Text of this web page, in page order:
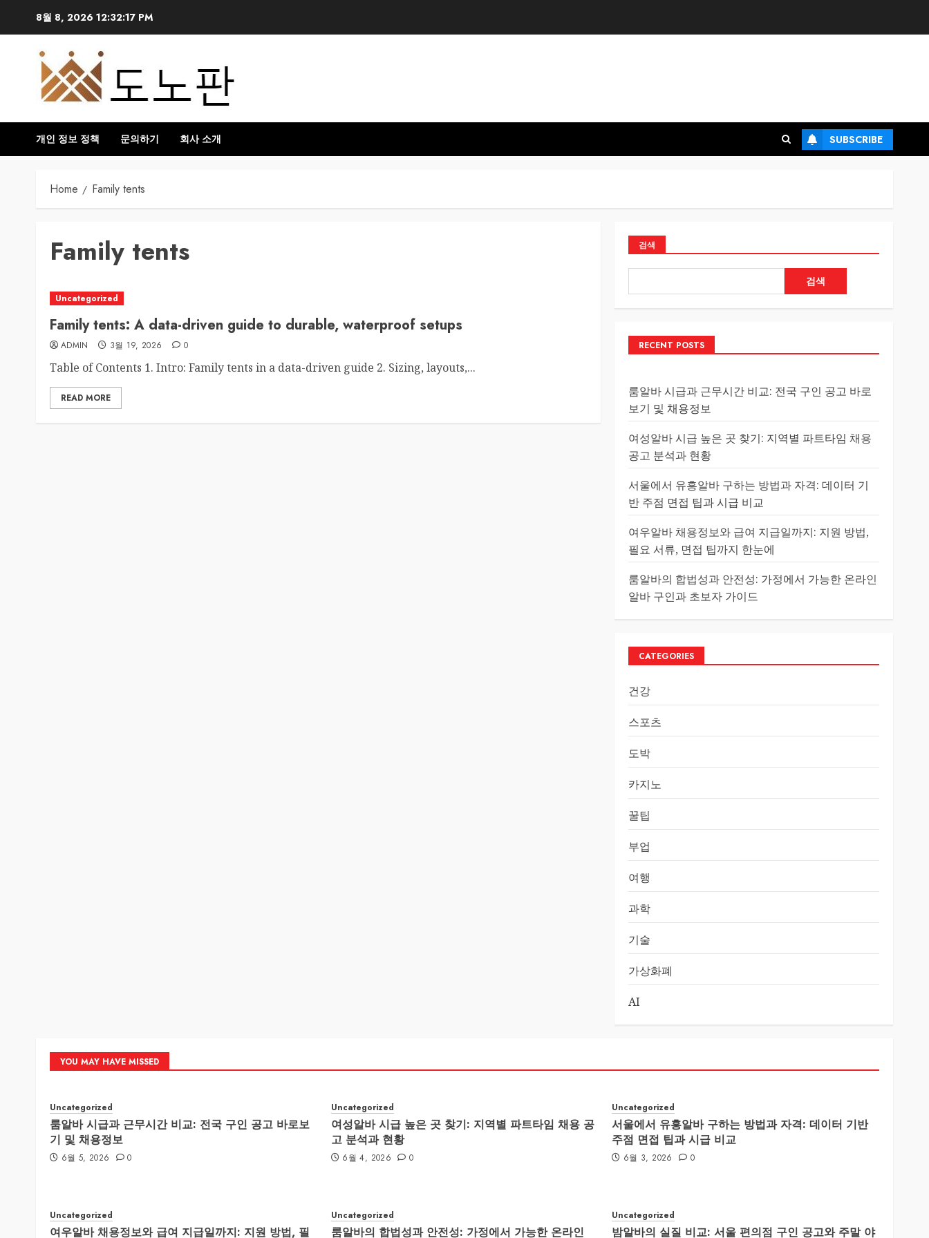
8월 8, 2026 12:32:18 PM
개인 정보 정책 문의하기 회사 소개 SUBSCRIBE
Home Family tents
Family tents
Uncategorized
Family tents: A data-driven guide to durable, waterproof setups
ADMIN 3월 19, 2026 0
Table of Contents 1. Intro: Family tents in a data-driven guide 2. Sizing, layouts,...
READ MORE
검색
검색
RECENT POSTS
룸알바 시급과 근무시간 비교: 전국 구인 공고 바로
보기 및 채용정보
여성알바 시급 높은 곳 찾기: 지역별 파트타임 채용
공고 분석과 현황
서울에서 유흥알바 구하는 방법과 자격: 데이터 기
반 주점 면접 팁과 시급 비교
여우알바 채용정보와 급여 지급일까지: 지원 방법,
필요 서류, 면접 팁까지 한눈에
룸알바의 합법성과 안전성: 가정에서 가능한 온라인
알바 구인과 초보자 가이드
CATEGORIES
건강
스포츠
도박
카지노
꿀팁
부업
여행
과학
기술
가상화폐
AI
YOU MAY HAVE MISSED
Uncategorized
룸알바 시급과 근무시간 비교: 전국 구인 공고 바로보
기 및 채용정보
6월 5, 2026 0
Uncategorized
여성알바 시급 높은 곳 찾기: 지역별 파트타임 채용 공
고 분석과 현황
6월 4, 2026 0
Uncategorized
서울에서 유흥알바 구하는 방법과 자격: 데이터 기반
주점 면접 팁과 시급 비교
6월 3, 2026 0
Uncategorized
여우알바 채용정보와 급여 지급일까지: 지원 방법, 필
Uncategorized
룸알바의 합법성과 안전성: 가정에서 가능한 온라인
Uncategorized
밤알바의 실질 비교: 서울 편의점 구인 공고와 주말 야